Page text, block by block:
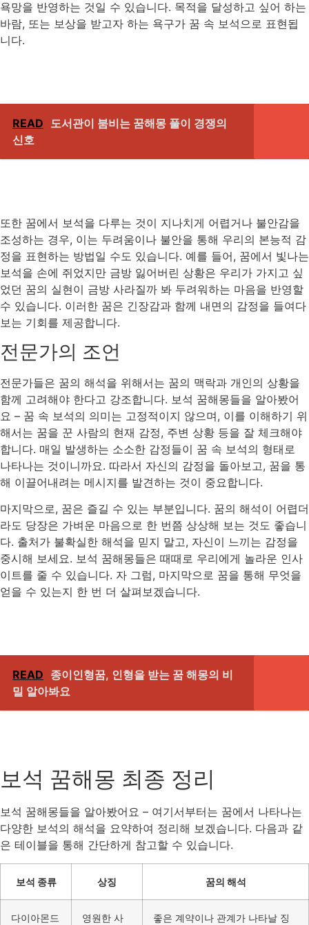
욕망을 반영하는 것일 수 있습니다. 목적을 달성하고 싶어 하는
바람, 또는 보상을 받고자 하는 욕구가 꿈 속 보석으로 표현됩
니다.
READ
도서관이 붐비는 꿈해몽 풀이 경쟁의
신호
또한 꿈에서 보석을 다루는 것이 지나치게 어렵거나 불안감을
조성하는 경우, 이는 두려움이나 불안을 통해 우리의 본능적 감
정을 표현하는 방법일 수도 있습니다. 예를 들어, 꿈에서 빛나는
보석을 손에 쥐었지만 금방 잃어버린 상황은 우리가 가지고 싶
었던 꿈의 실현이 금방 사라질까 봐 두려워하는 마음을 반영할
수 있습니다. 이러한 꿈은 긴장감과 함께 내면의 감정을 들여다
보는 기회를 제공합니다.
전문가의 조언
전문가들은 꿈의 해석을 위해서는 꿈의 맥락과 개인의 상황을
함께 고려해야 한다고 강조합니다. 보석 꿈해몽들을 알아봤어
요 – 꿈 속 보석의 의미는 고정적이지 않으며, 이를 이해하기 위
해서는 꿈을 꾼 사람의 현재 감정, 주변 상황 등을 잘 체크해야
합니다. 매일 발생하는 소소한 감정들이 꿈 속 보석의 형태로
나타나는 것이니까요. 따라서 자신의 감정을 돌아보고, 꿈을 통
해 이끌어내려는 메시지를 발견하는 것이 중요합니다.
마지막으로, 꿈은 즐길 수 있는 부분입니다. 꿈의 해석이 어렵더
라도 당장은 가벼운 마음으로 한 번쯤 상상해 보는 것도 좋습니
다. 출처가 불확실한 해석을 믿지 말고, 자신이 느끼는 감정을
중시해 보세요. 보석 꿈해몽들은 때때로 우리에게 놀라운 인사
이트를 줄 수 있습니다. 자 그럼, 마지막으로 꿈을 통해 무엇을
얻을 수 있는지 한 번 더 살펴보겠습니다.
READ 종이인형꿈, 인형을 받는 꿈 해몽의 비
밀 알아봐요
보석 꿈해몽 최종 정리
보석 꿈해몽들을 알아봤어요 – 여기서부터는 꿈에서 나타나는
다양한 보석의 해석을 요약하여 정리해 보겠습니다. 다음과 같
은 테이블을 통해 간단하게 참고할 수 있습니다.
보석 종류 상징 꿈의 해석
다이아몬드
영원한 사
좋은 계약이나 관계가 나타날 징